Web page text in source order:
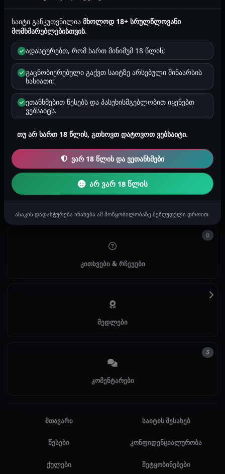
ორიენტაცია
ჰეტეროსექსუალი
ზოდიაქო
მერწყული
რეგიონი
იმერეთი
2025-03-24 13:36
ისტორიები
0
კითხვები & რჩევები
0
მედლები
კომენტარები
3
მთავარი საიტის შესახებ
წესები კონფიდენციალურობა
ქულები შეტყობინებები
საიტი განკუთვნილიამხოლოდ 18+ სრულწლოვანი
მომხმარებლებისთვის.
ადასტურებთ, რომ ხართ მინიმუმ 18 წლის;
გაცნობიერებული გაქვთ საიტზე არსებული შინაარსის
ხასიათი;
ეთანხმებით წესებს და პასუხისმგებლობით იყენებთ
ვებსაიტს.
თუ არ ხართ 18 წლის, გთხოვთ დატოვოთ ვებსაიტი.
ვარ 18 წლის და ვეთანხმები
არ ვარ 18 წლის
ასაკის დადასტურება ინახება ამ მოწყობილობაზე შეზღუდული დროით.